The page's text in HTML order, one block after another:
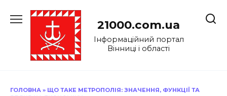
до
21000.com.ua
Інформаційний портал
Вінниці і області
ГОЛОВНА » ЩО ТАКЕ МЕТРОПОЛІЯ: ЗНАЧЕННЯ, ФУНКЦІЇ ТА